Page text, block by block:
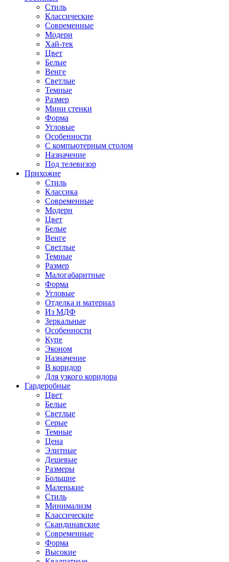
Стиль
Классические
Современные
Модерн
Хай-тек
Цвет
Белые
Венге
Светлые
Темные
Размер
Мини стенки
Форма
Угловые
Особенности
С компьютерным столом
Назначение
Под телевизор
Прихожие
Стиль
Классика
Современные
Модерн
Цвет
Белые
Венге
Светлые
Темные
Размер
Малогабаритные
Форма
Угловые
Отделка и материал
Из МДФ
Зеркальные
Особенности
Купе
Эконом
Назначение
В коридор
Для узкого коридора
Гардеробные
Цвет
Белые
Светлые
Серые
Темные
Цена
Элитные
Дешевые
Размеры
Большие
Маленькие
Стиль
Минимализм
Классические
Скандинавские
Современные
Форма
Высокие